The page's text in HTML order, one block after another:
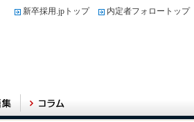
新卒採用.jpトップ 内定者フォロートップ